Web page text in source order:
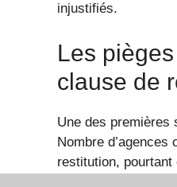
injustifiés.
Les
clause de
Une des premières
Nombre
restitution,